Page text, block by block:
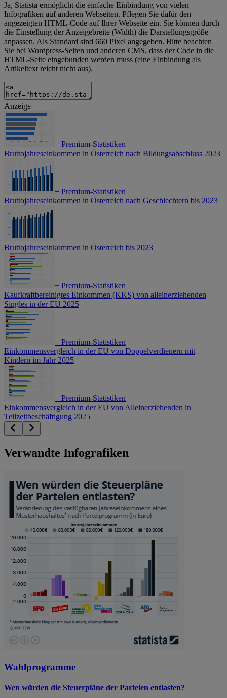
Ja, Statista ermöglicht die einfache Einbindung von vielen
Infografiken auf anderen Webseiten. Pflegen Sie dafür den
angezeigten HTML-Code auf Ihrer Webseite ein. Sie können durch
die Einstellung der Anzeigebreite (Width) die Darstellungsgröße
anpassen. Als Standard sind 660 Pixel angegeben. Bitte beachten
Sie bei Wordpress-Seiten und anderen CMS, dass der Code in die
HTML-Seite eingebunden werden muss (eine Einbindung als
Artikeltext reicht nicht aus).
Anzeige
+ Premium-Statistiken
Bruttojahreseinkommen in Österreich nach Bildungsabschluss 2023
+ Premium-Statistiken
Bruttojahreseinkommen in Österreich nach Geschlechtern bis 2023
Bruttojahreseinkommen in Österreich bis 2023
+ Premium-Statistiken
Kaufkraftbereinigtes Einkommen (KKS) von alleinerziehenden
Singles in der EU 2025
+ Premium-Statistiken
Einkommensvergleich in der EU von Doppelverdienern mit
Kindern im Jahr 2025
+ Premium-Statistiken
Einkommensvergleich in der EU von Alleinerziehenden in
Teilzeitbeschäftigung 2025
Verwandte Infografiken
Wahlprogramme
Wen würden die Steuerpläne der Parteien entlasten?